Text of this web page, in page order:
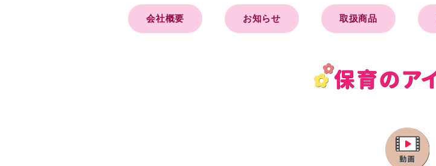
会社概要 お知らせ 取扱商品